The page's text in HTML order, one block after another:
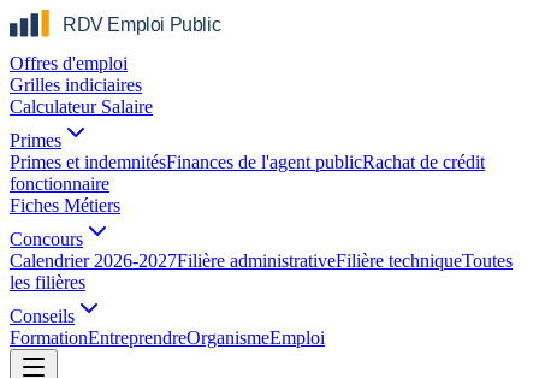
Offres d'emploi
Grilles indiciaires
Calculateur Salaire
Primes
Primes et indemnitésFinances de l'agent publicRachat de crédit
fonctionnaire
Fiches Métiers
Concours
Calendrier 2026-2027Filière administrativeFilière techniqueToutes
les filières
Conseils
FormationEntreprendreOrganismeEmploi